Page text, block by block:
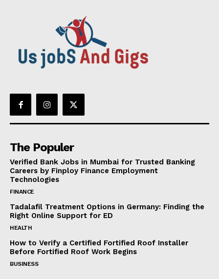
The Populer
Verified Bank Jobs in Mumbai for Trusted Banking
Careers by Finploy Finance Employment
Technologies
FINANCE
Tadalafil Treatment Options in Germany: Finding the
Right Online Support for ED
HEALTH
How to Verify a Certified Fortified Roof Installer
Before Fortified Roof Work Begins
BUSINESS